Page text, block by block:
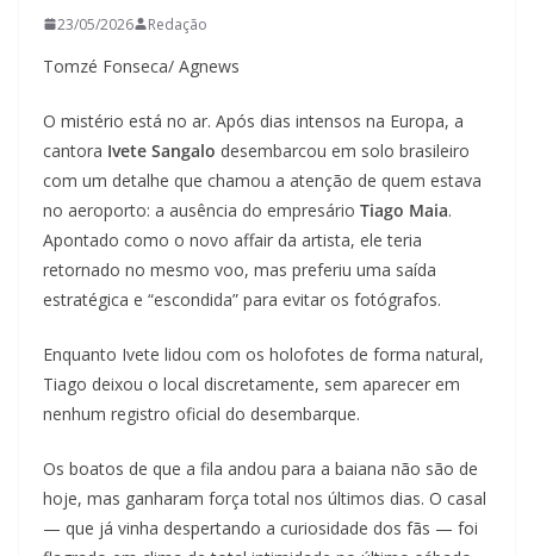
23/05/2026 Redação
Tomzé Fonseca/ Agnews
O mistério está no ar. Após dias intensos na Europa, a
cantora Ivete Sangalo desembarcou em solo brasileiro
com um detalhe que chamou a atenção de quem estava
no aeroporto: a ausência do empresário Tiago Maia.
Apontado como o novo affair da artista, ele teria
retornado no mesmo voo, mas preferiu uma saída
estratégica e “escondida” para evitar os fotógrafos.
Enquanto Ivete lidou com os holofotes de forma natural,
Tiago deixou o local discretamente, sem aparecer em
nenhum registro oficial do desembarque.
Os boatos de que a fila andou para a baiana não são de
hoje, mas ganharam força total nos últimos dias. O casal
— que já vinha despertando a curiosidade dos fãs — foi